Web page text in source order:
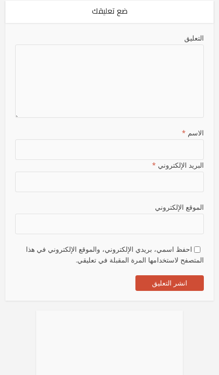
ضع تعليقك
التعليق
الاسم *
البريد الإلكتروني *
الموقع الإلكتروني
احفظ اسمي، بريدي الإلكتروني، والموقع الإلكتروني في هذا
المتصفح لاستخدامها المرة المقبلة في تعليقي.